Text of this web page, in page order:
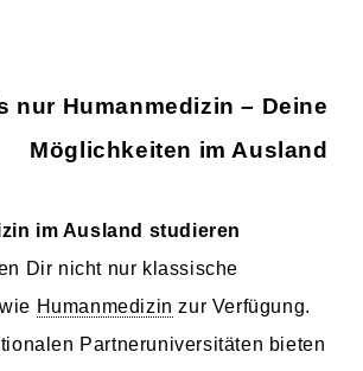
nur Humanmedizin – Deine
Möglichkeiten im Ausland
im Ausland studieren
Dir nicht nur klassische
Humanmedizin zur Verfügung.
Partneruniversitäten bieten